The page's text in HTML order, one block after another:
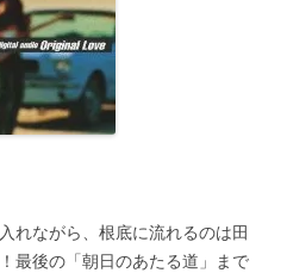
れながら、根底に流れるのは田
最後の「朝日のあたる道」まで